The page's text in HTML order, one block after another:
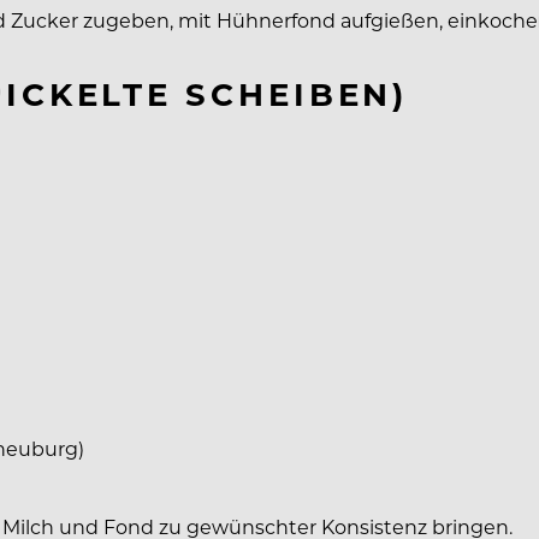
zugeben, mit Hühnerfond aufgießen,
SCHEIBEN)
und Fond zu gewünschter Konsistenz bringen.